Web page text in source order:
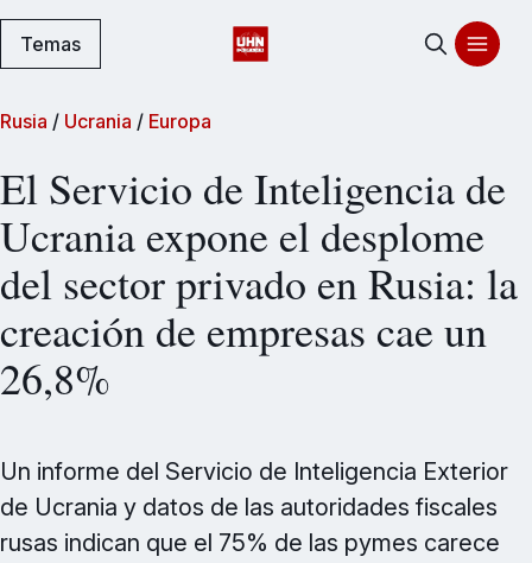
Temas
Rusia / Ucrania / Europa
El Servicio de Inteligencia de
Ucrania expone el desplome
del sector privado en Rusia: la
creación de empresas cae un
26,8%
Un informe del Servicio de Inteligencia Exterior
de Ucrania y datos de las autoridades fiscales
rusas indican que el 75% de las pymes carece